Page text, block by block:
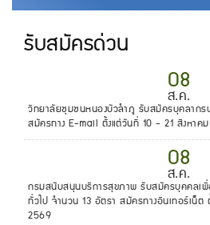
รับสมัครด่วน
08
ส.ค.
วิทยาลัยชุมชนหนองบัวลำภู รับสมัครบุคลากร
สมัครทาง E-mail ตั้งแต่วันที่ 10 - 21 สิงหาค
08
ส.ค.
กรมสนับสนุนบริการสุขภาพ รับสมัครบุคคลเพื่
ทั่วไป จำนวน 13 อัตรา สมัครทางอินเทอร์เน็
2569